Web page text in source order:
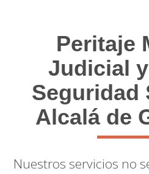
Peritaje
Judicial
Seguridad
Alcalá de
Nuestros servicios no